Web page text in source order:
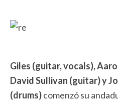
Giles (guitar, vocals),
David Sullivan (guitar) y
(drums)comenzó su